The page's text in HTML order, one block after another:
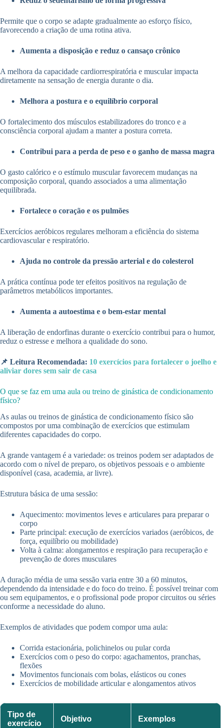
Permite que o corpo se adapte gradualmente ao esforço físico,
favorecendo a criação de uma rotina ativa.
Aumenta a disposição e reduz o cansaço crônico
A melhora da capacidade cardiorrespiratória e muscular impacta
diretamente na sensação de energia durante o dia.
Melhora a postura e o equilíbrio corporal
O fortalecimento dos músculos estabilizadores do tronco e a
consciência corporal ajudam a manter a postura correta.
Contribui para a perda de peso e o ganho de massa magra
O gasto calórico e o estímulo muscular favorecem mudanças na
composição corporal, quando associados a uma alimentação
equilibrada.
Fortalece o coração e os pulmões
Exercícios aeróbicos regulares melhoram a eficiência do sistema
cardiovascular e respiratório.
Ajuda no controle da pressão arterial e do colesterol
A prática contínua pode ter efeitos positivos na regulação de
parâmetros metabólicos importantes.
Aumenta a autoestima e o bem-estar mental
A liberação de endorfinas durante o exercício contribui para o humor,
reduz o estresse e melhora a qualidade do sono.
📌 Leitura Recomendada: 10 exercícios para fortalecer o joelho e
aliviar dores sem sair de casa
O que se faz em uma aula ou treino de ginástica de condicionamento
físico?
As aulas ou treinos de ginástica de condicionamento físico são
compostos por uma combinação de exercícios que estimulam
diferentes capacidades do corpo.
A grande vantagem é a variedade: os treinos podem ser adaptados de
acordo com o nível de preparo, os objetivos pessoais e o ambiente
disponível (casa, academia, ar livre).
Estrutura básica de uma sessão:
Aquecimento: movimentos leves e articulares para preparar o
corpo
Parte principal: execução de exercícios variados (aeróbicos, de
força, equilíbrio ou mobilidade)
Volta à calma: alongamentos e respiração para recuperação e
prevenção de dores musculares
A duração média de uma sessão varia entre 30 a 60 minutos,
dependendo da intensidade e do foco do treino. É possível treinar com
ou sem equipamentos, e o profissional pode propor circuitos ou séries
conforme a necessidade do aluno.
Exemplos de atividades que podem compor uma aula:
Corrida estacionária, polichinelos ou pular corda
Exercícios com o peso do corpo: agachamentos, pranchas,
flexões
Movimentos funcionais com bolas, elásticos ou cones
Exercícios de mobilidade articular e alongamentos ativos
Tipo de
exercício
Objetivo Exemplos